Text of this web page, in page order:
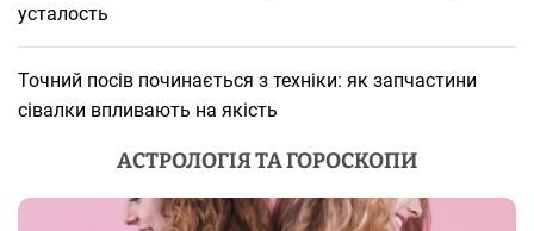
усталость
Точний посів починається з техніки: як запчастини
сівалки впливають на якість
АСТРОЛОГІЯ ТА ГОРОСКОПИ